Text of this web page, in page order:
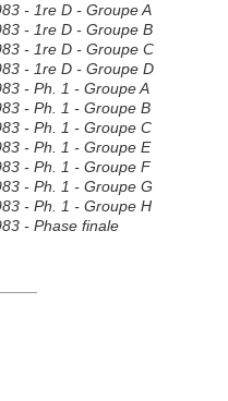
- 1re D - Groupe A
- 1re D - Groupe B
- 1re D - Groupe C
- 1re D - Groupe D
- Ph. 1 - Groupe A
- Ph. 1 - Groupe B
- Ph. 1 - Groupe C
- Ph. 1 - Groupe E
- Ph. 1 - Groupe F
- Ph. 1 - Groupe G
- Ph. 1 - Groupe H
- Phase finale